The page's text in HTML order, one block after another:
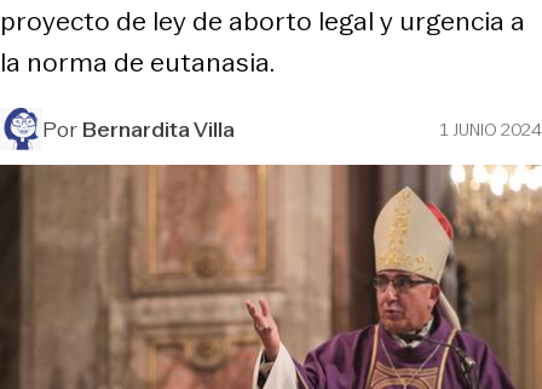
proyecto de ley de aborto legal y urgencia a
la norma de eutanasia.
PorBernardita Villa 1 JUNIO 2024